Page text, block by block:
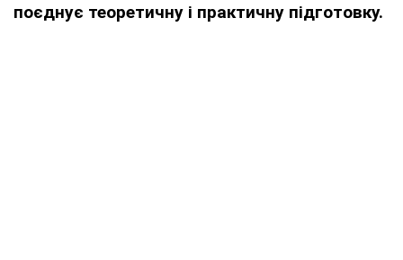
поєднує теоретичну і практичну підготовку.